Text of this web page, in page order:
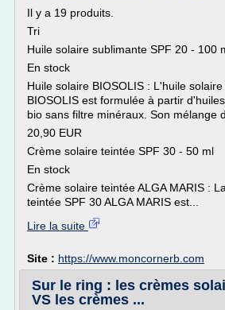
Il y a 19 produits.
Tri
Huile solaire sublimante SPF 20 - 100
En stock
Huile solaire BIOSOLIS : L'huile
BIOSOLIS est formulée à partir
bio sans filtre minéraux. Son mélange
20,90 EUR
Crème solaire teintée SPF 30 - 50 ml
En stock
Crème solaire teintée ALGA MARIS :
teintée SPF 30 ALGA MARIS est...
Lire la suite
Site : https://www.moncornerb.com
Sur le ring : les crèmes
VS les crèmes ...